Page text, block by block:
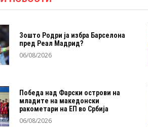
Зошто Родри ја избра Барселона
пред Реал Мадрид?
06/08/2026
Победа над Фарски острови на
младите на македонски
ракометари на ЕП во Србија
06/08/2026